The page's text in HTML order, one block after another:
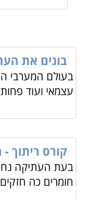
קורס CNC
כניסת ה- CNC
למי מתאימים
הלימודים הינם
מה לומדים
קורס זה יגיעו
מתקדם יותר, יוכלו
ממודל, לבצע
בונים את
בעולם המערבי
עצמאי ועוד
קורס ריתוך
בעת העתיקה
חומרים כה